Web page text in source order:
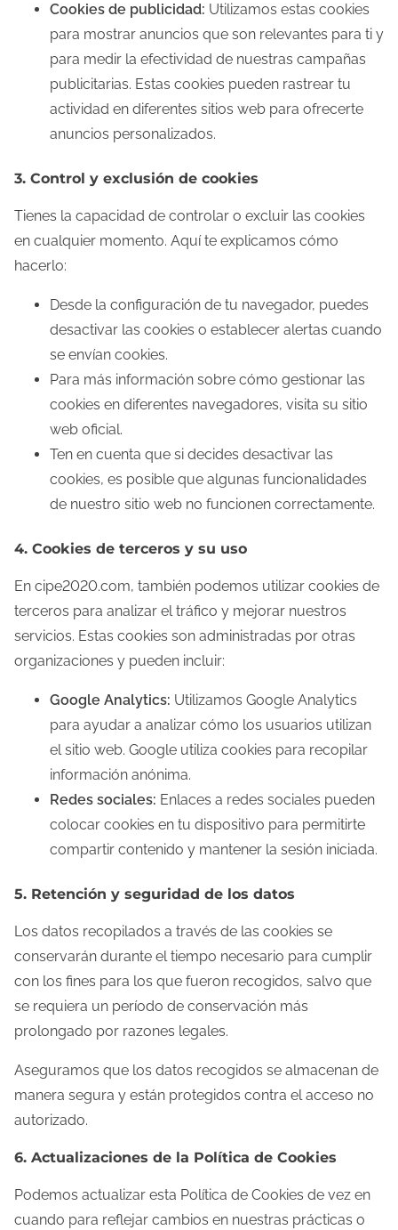
Cookies de publicidad: Utilizamos estas cookies
para mostrar anuncios que son relevantes para ti y
para medir la efectividad de nuestras campañas
publicitarias. Estas cookies pueden rastrear tu
actividad en diferentes sitios web para ofrecerte
anuncios personalizados.
3. Control y exclusión de cookies
Tienes la capacidad de controlar o excluir las cookies
en cualquier momento. Aquí te explicamos cómo
hacerlo:
Desde la configuración de tu navegador, puedes
desactivar las cookies o establecer alertas cuando
se envían cookies.
Para más información sobre cómo gestionar las
cookies en diferentes navegadores, visita su sitio
web oficial.
Ten en cuenta que si decides desactivar las
cookies, es posible que algunas funcionalidades
de nuestro sitio web no funcionen correctamente.
4. Cookies de terceros y su uso
En cipe2020.com, también podemos utilizar cookies de
terceros para analizar el tráfico y mejorar nuestros
servicios. Estas cookies son administradas por otras
organizaciones y pueden incluir:
Google Analytics: Utilizamos Google Analytics
para ayudar a analizar cómo los usuarios utilizan
el sitio web. Google utiliza cookies para recopilar
información anónima.
Redes sociales: Enlaces a redes sociales pueden
colocar cookies en tu dispositivo para permitirte
compartir contenido y mantener la sesión iniciada.
5. Retención y seguridad de los datos
Los datos recopilados a través de las cookies se
conservarán durante el tiempo necesario para cumplir
con los fines para los que fueron recogidos, salvo que
se requiera un período de conservación más
prolongado por razones legales.
Aseguramos que los datos recogidos se almacenan de
manera segura y están protegidos contra el acceso no
autorizado.
6. Actualizaciones de la Política de Cookies
Podemos actualizar esta Política de Cookies de vez en
cuando para reflejar cambios en nuestras prácticas o